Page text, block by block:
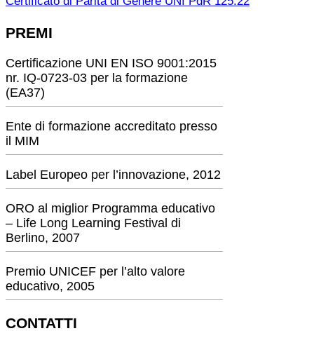
PREMI
Certificazione UNI EN ISO 9001:2015
nr. IQ-0723-03 per la formazione
(EA37)
Ente di formazione accreditato presso
il MIM
Label Europeo per l’innovazione, 2012
ORO al miglior Programma educativo
– Life Long Learning Festival di
Berlino, 2007
Premio UNICEF per l’alto valore
educativo, 2005
CONTATTI